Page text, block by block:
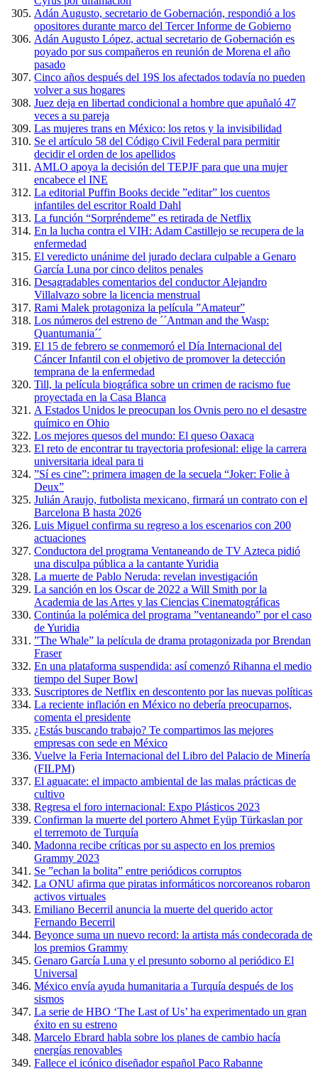
Adán Augusto, secretario de Gobernación, respondió a los
opositores durante marco del Tercer Informe de Gobierno
Adán Augusto López, actual secretario de Gobernación es
poyado por sus compañeros en reunión de Morena el año
pasado
Cinco años después del 19S los afectados todavía no pueden
volver a sus hogares
Juez deja en libertad condicional a hombre que apuñaló 47
veces a su pareja
Las mujeres trans en México: los retos y la invisibilidad
Se el artículo 58 del Código Civil Federal para permitir
decidir el orden de los apellidos
AMLO apoya la decisión del TEPJF para que una mujer
encabece el INE
La editorial Puffin Books decide ”editar” los cuentos
infantiles del escritor Roald Dahl
La función “Sorpréndeme” es retirada de Netflix
En la lucha contra el VIH: Adam Castillejo se recupera de la
enfermedad
El veredicto unánime del jurado declara culpable a Genaro
García Luna por cinco delitos penales
Desagradables comentarios del conductor Alejandro
Villalvazo sobre la licencia menstrual
Rami Malek protagoniza la película ”Amateur”
Los números del estreno de ´´Antman and the Wasp:
Quantumania´´
El 15 de febrero se conmemoró el Día Internacional del
Cáncer Infantil con el objetivo de promover la detección
temprana de la enfermedad
Till, la película biográfica sobre un crimen de racismo fue
proyectada en la Casa Blanca
A Estados Unidos le preocupan los Ovnis pero no el desastre
químico en Ohio
Los mejores quesos del mundo: El queso Oaxaca
El reto de encontrar tu trayectoria profesional: elige la carrera
universitaria ideal para ti
”Sí es cine”: primera imagen de la secuela “Joker: Folie à
Deux”
Julián Araujo, futbolista mexicano, firmará un contrato con el
Barcelona B hasta 2026
Luis Miguel confirma su regreso a los escenarios con 200
actuaciones
Conductora del programa Ventaneando de TV Azteca pidió
una disculpa pública a la cantante Yuridia
La muerte de Pablo Neruda: revelan investigación
La sanción en los Oscar de 2022 a Will Smith por la
Academia de las Artes y las Ciencias Cinematográficas
Continúa la polémica del programa ”ventaneando” por el caso
de Yuridia
”The Whale” la película de drama protagonizada por Brendan
Fraser
En una plataforma suspendida: así comenzó Rihanna el medio
tiempo del Super Bowl
Suscriptores de Netflix en descontento por las nuevas políticas
La reciente inflación en México no debería preocuparnos,
comenta el presidente
¿Estás buscando trabajo? Te compartimos las mejores
empresas con sede en México
Vuelve la Feria Internacional del Libro del Palacio de Minería
(FILPM)
El aguacate: el impacto ambiental de las malas prácticas de
cultivo
Regresa el foro internacional: Expo Plásticos 2023
Confirman la muerte del portero Ahmet Eyüp Türkaslan por
el terremoto de Turquía
Madonna recibe críticas por su aspecto en los premios
Grammy 2023
Se ”echan la bolita” entre periódicos corruptos
La ONU afirma que piratas informáticos norcoreanos robaron
activos virtuales
Emiliano Becerril anuncia la muerte del querido actor
Fernando Becerril
Beyonce suma un nuevo record: la artista más condecorada de
los premios Grammy
Genaro García Luna y el presunto soborno al periódico El
Universal
México envía ayuda humanitaria a Turquía después de los
sismos
La serie de HBO ‘The Last of Us’ ha experimentado un gran
éxito en su estreno
Marcelo Ebrard habla sobre los planes de cambio hacía
energías renovables
Fallece el icónico diseñador español Paco Rabanne